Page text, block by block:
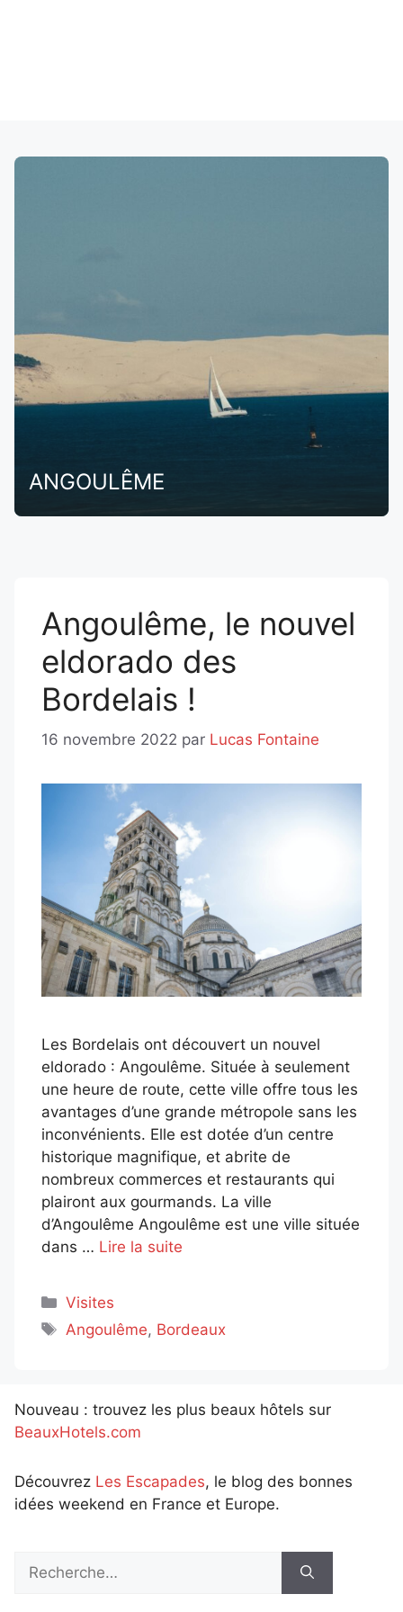
ANGOULÊME
Angoulême, le nouvel
eldorado des
Bordelais !
16 novembre 2022 par Lucas Fontaine
Les Bordelais ont découvert un nouvel
eldorado : Angoulême. Située à seulement
une heure de route, cette ville offre tous les
avantages d’une grande métropole sans les
inconvénients. Elle est dotée d’un centre
historique magnifique, et abrite de
nombreux commerces et restaurants qui
plairont aux gourmands. La ville
d’Angoulême Angoulême est une ville située
dans … Lire la suite
Catégories
Visites
Étiquettes
Angoulême, Bordeaux
Nouveau : trouvez les plus beaux hôtels sur
BeauxHotels.com
Découvrez Les Escapades, le blog des bonnes
idées weekend en France et Europe.